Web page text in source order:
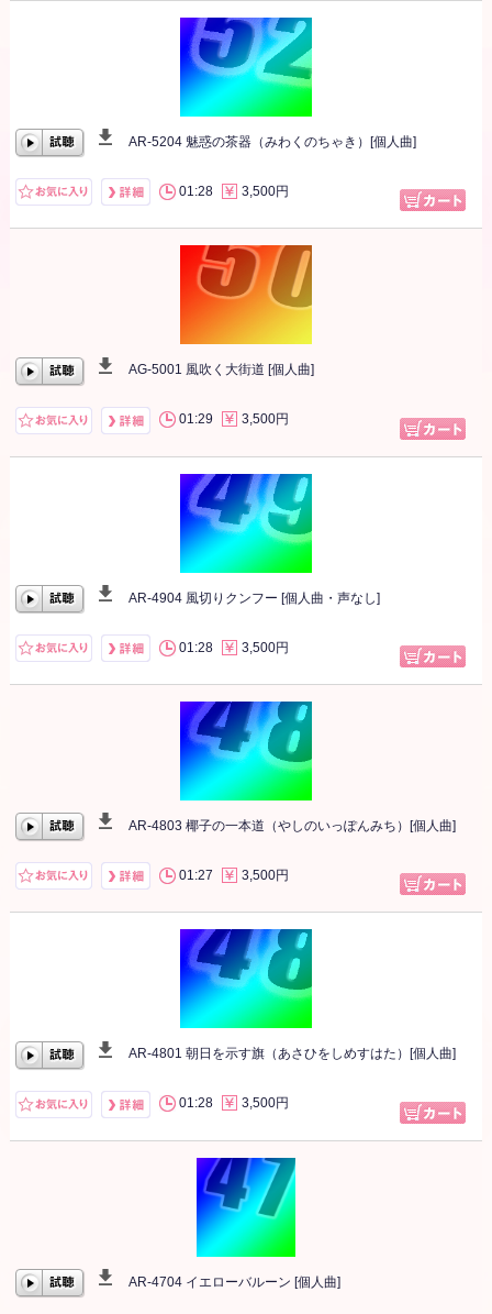
00:00/00:00
AR-5204 魅惑の茶器（みわくのちゃき）[個人曲]
01:28 3,500円
00:00/00:00
AG-5001 風吹く大街道 [個人曲]
01:29 3,500円
00:00/00:00
AR-4904 風切りクンフー [個人曲・声なし]
01:28 3,500円
00:00/00:00
AR-4803 椰子の一本道（やしのいっぽんみち）[個人曲]
01:27 3,500円
00:00/00:00
AR-4801 朝日を示す旗（あさひをしめすはた）[個人曲]
01:28 3,500円
AR-4704 イエローバルーン [個人曲]